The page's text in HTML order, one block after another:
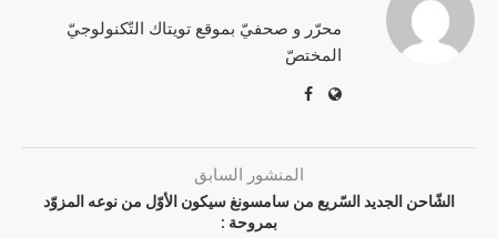
محرّر و صحفيّ بموقع تويتاك التّكنولوجيّ
المختصّ
المنشور السابق
الشّاحن الجديد السّريع من سامسونغ سيكون الأوّل من نوعه المزوّد
بمروحة :